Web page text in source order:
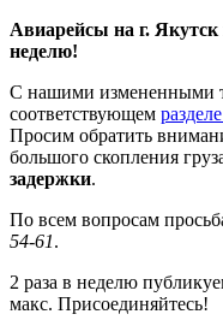
Авиарейсы на г.
неделю!
С нашими измененными
соответствующем
Просим обратить
большого скопления
задержки.
По всем вопросам
54-61.
2 раза в неделю
макс. Присоединяйтесь!